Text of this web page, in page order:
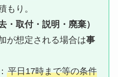
もり。
・取付・説明・廃棄）
が想定される場合は事
：平日17時まで等の条件